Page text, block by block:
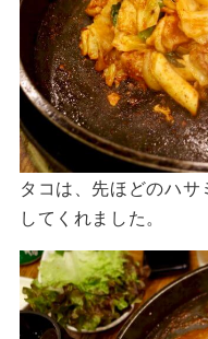
タコは、先ほどのハサ
してくれました。